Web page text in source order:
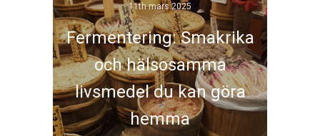
11th mars 2025
Fermentering: Smakrika
och hälsosamma
livsmedel du kan göra
hemma